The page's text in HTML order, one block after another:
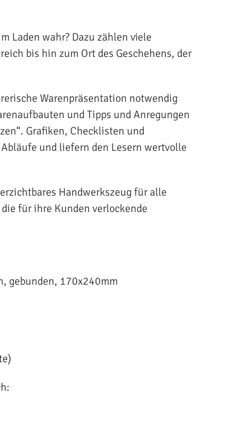
Laden wahr? Dazu zählen viele
bis hin zum Ort des Geschehens, der
Warenpräsentation notwendig
und Tipps und Anregungen
Grafiken, Checklisten und
und liefern den Lesern wertvolle
Handwerkszeug für alle
für ihre Kunden verlockende
gebunden, 170x240mm